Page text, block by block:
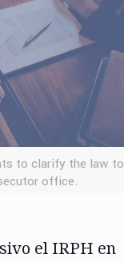
to clarify the law to
office.
el IRPH en